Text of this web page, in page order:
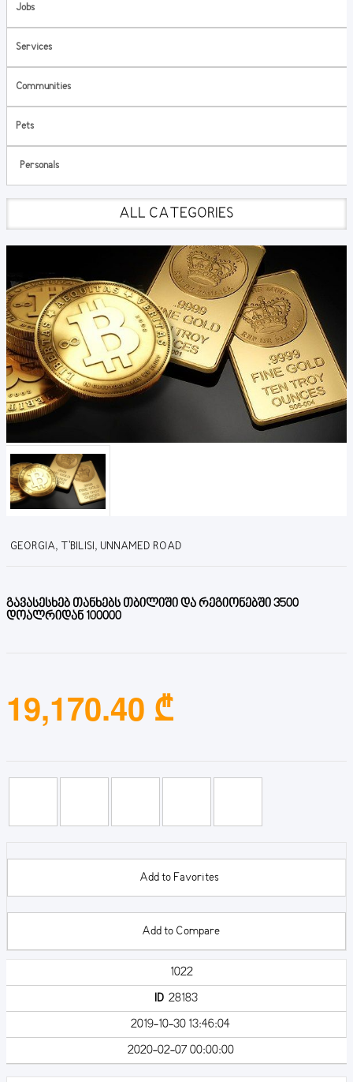
Jobs
Services
Communities
Pets
Personals
ALL CATEGORIES
GEORGIA, T'BILISI, UNNAMED ROAD
გავასესხებ თანხებს თბილიში და რეგიონებში 3500
დოალრიდან 100000
19,170.40 ₾
Add to Favorites
Add to Compare
1022
ID 28183
2019-10-30 13:46:04
2020-02-07 00:00:00